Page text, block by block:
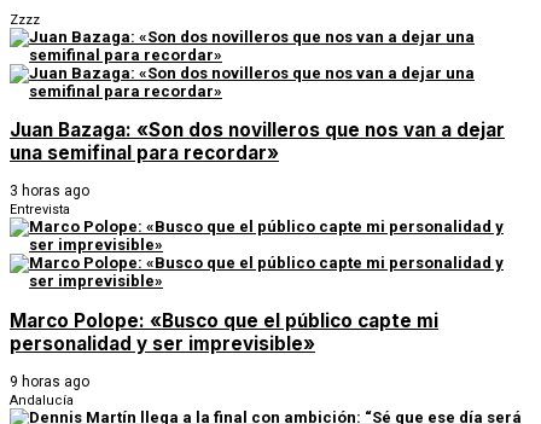
Zzzz
Juan Bazaga: «Son dos novilleros que nos van a dejar
una semifinal para recordar»
3 horas ago
Entrevista
Marco Polope: «Busco que el público capte mi
personalidad y ser imprevisible»
9 horas ago
Andalucía